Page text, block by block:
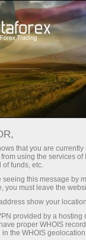
відкриття рахунку
that you are
using the services
funds, etc.
seeing this message by
you must leave the
show your
provided by a
proper WHOIS
the WHOIS